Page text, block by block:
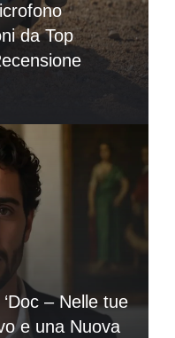
da Top
– Nelle tue
e una Nuova